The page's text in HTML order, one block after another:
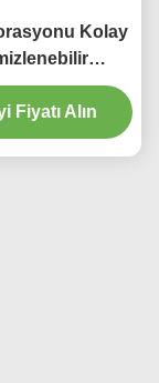
Kolay
Karartma
Parça 4m
Fiyatı Alın